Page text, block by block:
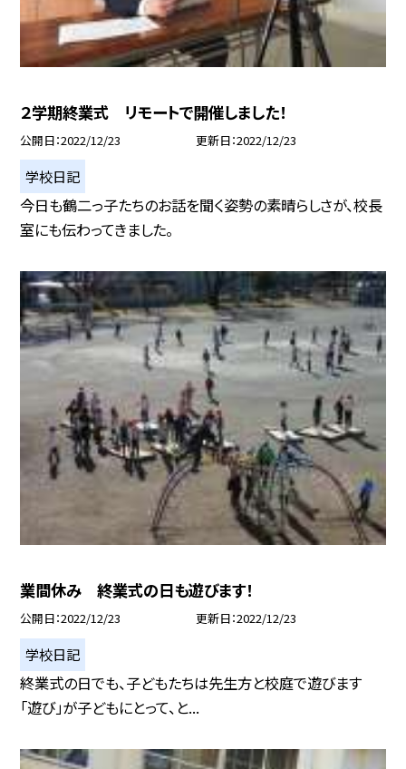
２学期終業式 リモートで開催しました！
公開日 2022/12/23 更新日 2022/12/23
学校日記
今日も鶴二っ子たちのお話を聞く姿勢の素晴らしさが、校長
室にも伝わってきました。
業間休み 終業式の日も遊びます！
公開日 2022/12/23 更新日 2022/12/23
学校日記
終業式の日でも、子どもたちは先生方と校庭で遊びます
「遊び」が子どもにとって、と...